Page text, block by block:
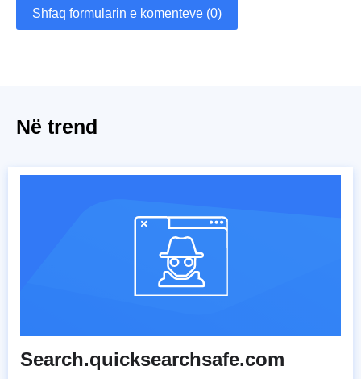
Shfaq formularin e komenteve (0)
Në trend
Search.quicksearchsafe.com